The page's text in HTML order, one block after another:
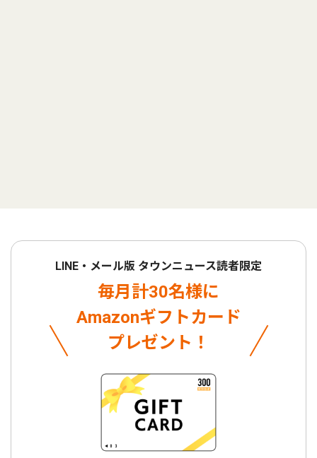
LINE・メール版 タウンニュース読者限定
毎月計30名様に
Amazonギフトカード
プレゼント！